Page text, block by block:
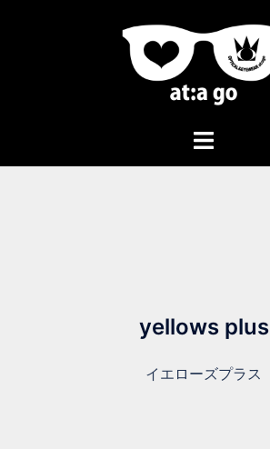
yellows plus
イエローズプラス